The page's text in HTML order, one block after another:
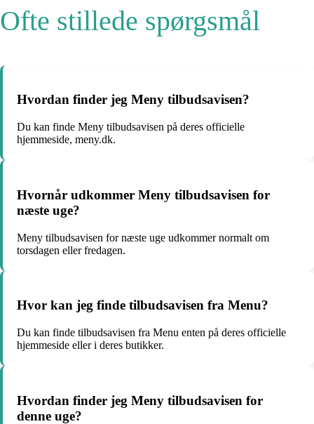
Ofte stillede spørgsmål
Hvordan finder jeg Meny tilbudsavisen?
Du kan finde Meny tilbudsavisen på deres officielle
hjemmeside, meny.dk.
Hvornår udkommer Meny tilbudsavisen for
næste uge?
Meny tilbudsavisen for næste uge udkommer normalt om
torsdagen eller fredagen.
Hvor kan jeg finde tilbudsavisen fra Menu?
Du kan finde tilbudsavisen fra Menu enten på deres officielle
hjemmeside eller i deres butikker.
Hvordan finder jeg Meny tilbudsavisen for
denne uge?